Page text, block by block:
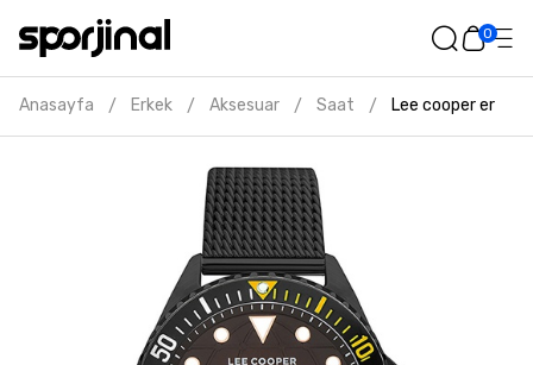
0
Anasayfa / Erkek / Aksesuar / Saat / Lee cooper erkek